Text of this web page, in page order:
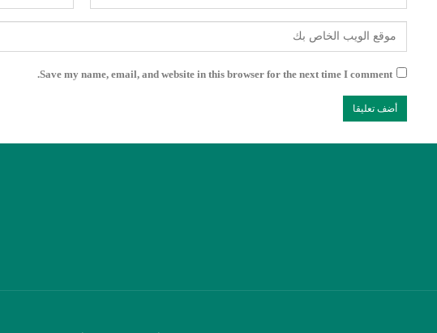
Save my name, email, and website in this browser for the next time I comment.